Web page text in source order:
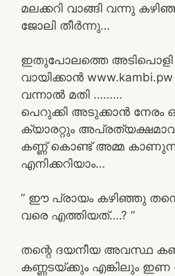
മലക്കറി വാങ്ങി വന്നു
ജോലി തീർന്നു…
ഇതുപോലത്തെ അടിപൊളി
വായിക്കാൻ
വന്നാൽ മതി ………
പെറുക്കി അടുക്കാൻ
ക്യാരറ്റും
കണ്ണ് കൊണ്ട് അമ്മ
എനിക്കറിയാം…
” ഈ പ്രായം കഴിഞ്ഞു
വരെ എത്തിയത്….? ”
തന്റെ ദയനീയ അവസ്ഥ
കണ്ണടയ്ക്കും എങ്കിലും ഇണ